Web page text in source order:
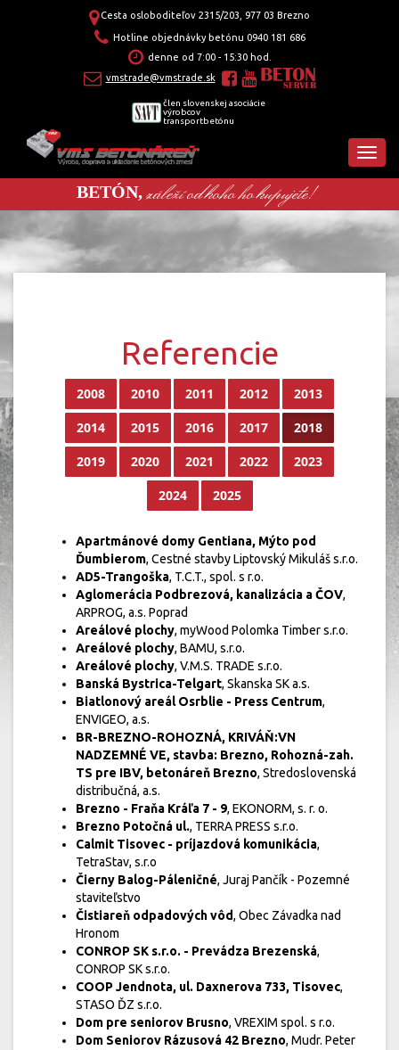
Cesta osloboditeľov 2315/203, 977 03 Brezno
Hotline objednávky betónu 0940 181 686
denne od 7:00 - 15:30 hod.
vmstrade@vmstrade.sk
člen slovenskej asociácie
výrobcov
transportbetónu
BETÓN,záleží od koho ho kupujete!
Referencie
2008 2010 2011 2012
2013
2014
2015 2016 2017
2018
2019
2020 2021 2022
2023
2024
2025
Apartmánové domy Gentiana, Mýto pod
Ďumbierom, Cestné stavby Liptovský Mikuláš s.r.o.
AD5-Trangoška, T.C.T., spol. s r.o.
Aglomerácia Podbrezová, kanalizácia a ČOV,
ARPROG, a.s. Poprad
Areálové plochy, myWood Polomka Timber s.r.o.
Areálové plochy, BAMU, s.r.o.
Areálové plochy, V.M.S. TRADE s.r.o.
Banská Bystrica-Telgart, Skanska SK a.s.
Biatlonový areál Osrblie - Press Centrum,
ENVIGEO, a.s.
BR-BREZNO-ROHOZNÁ, KRIVÁŇ:VN
NADZEMNÉ VE, stavba: Brezno, Rohozná-zah.
TS pre IBV, betonáreň Brezno, Stredoslovenská
distribučná, a.s.
Brezno - Fraňa Kráľa 7 - 9, EKONORM, s. r. o.
Brezno Potočná ul., TERRA PRESS s.r.o.
Calmit Tisovec - príjazdová komunikácia,
TetraStav, s.r.o
Čierny Balog-Páleničné, Juraj Pančík - Pozemné
staviteľstvo
Čistiareň odpadových vôd, Obec Závadka nad
Hronom
CONROP SK s.r.o. - Prevádza Brezenská,
CONROP SK s.r.o.
COOP Jendnota, ul. Daxnerova 733, Tisovec,
STASO ĎZ s.r.o.
Dom pre seniorov Brusno, VREXIM spol. s r.o.
Dom Seniorov Rázusová 42 Brezno, Mudr. Peter